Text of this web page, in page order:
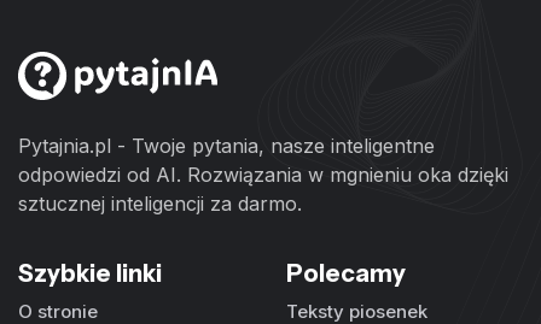
Pytajnia.pl - Twoje pytania, nasze inteligentne
odpowiedzi od AI. Rozwiązania w mgnieniu oka dzięki
sztucznej inteligencji za darmo.
Szybkie linki
O stronie
Polecamy
Teksty piosenek